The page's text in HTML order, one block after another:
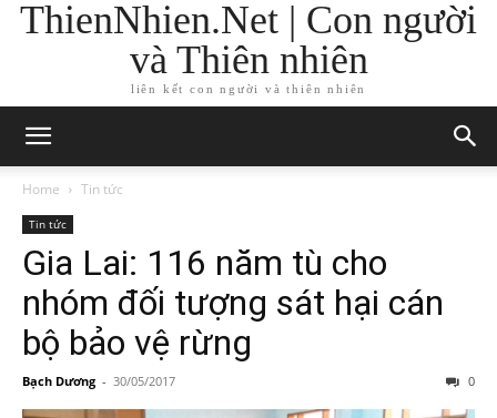
ThienNhien.Net | Con người
và Thiên nhiên
liên kết con người và thiên nhiên
Home Tin tức
Tin tức
Gia Lai: 116 năm tù cho
nhóm đối tượng sát hại cán
bộ bảo vệ rừng
Bạch Dương - 30/05/2017 0